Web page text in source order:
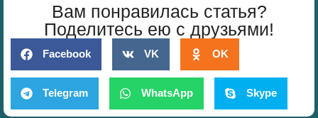
Вам понравилась статья?
Поделитесь ею с друзьями!
Facebook VK OK
Telegram WhatsApp Skype